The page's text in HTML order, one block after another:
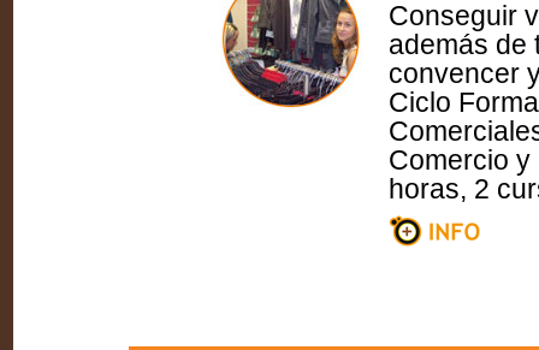
Conseguir
además de
convencer
Ciclo
Comercio
horas, 2